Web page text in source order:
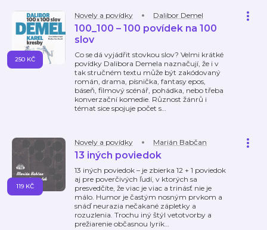
Novely a povídky Dalibor Demel
100_100 – 100 povídek na 100
slov
Co se dá vyjádřit stovkou slov? Velmi krátké
povídky Dalibora Demela naznačují, že i v
tak stručném textu může být zakódovaný
román, drama, písnička, fantasy epos,
báseň, filmový scénář, pohádka, nebo třeba
konverzační komedie. Různost žánrů i
témat sice spojuje počet s…
250 KČ
Novely a povídky Marián Babčan
13 iných poviedok
13 iných poviedok – je zbierka 12 + 1 poviedok
aj pre poverčivých ľudí, v ktorých sa
presvedčíte, že viac je viac a trinásť nie je
málo. Humor je častým nosným prvkom a
snáď neurazia nečakané zápletky a
rozuzlenia. Trochu iný štýl vetotvorby a
prežiarenie občasnou lyrik…
119 KČ